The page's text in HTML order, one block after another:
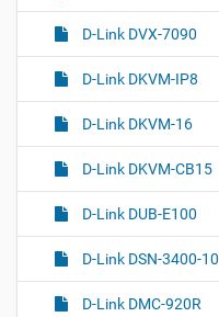
D-Link DVX-7090
D-Link DKVM-IP8
D-Link DKVM-16
D-Link DKVM-CB15
D-Link DUB-E100
D-Link DSN-3400-10
D-Link DMC-920R